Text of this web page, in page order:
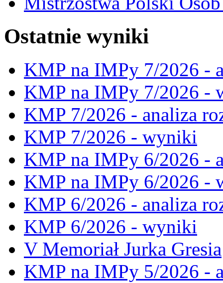
Ostatnie wyniki
KMP na IMPy 7/2026 -
KMP na IMPy 7/2026 -
KMP 7/2026 - analiza
KMP 7/2026 - wyniki
KMP na IMPy 6/2026 -
KMP na IMPy 6/2026 -
KMP 6/2026 - analiza
KMP 6/2026 - wyniki
V Memoriał Jurka Gresia
KMP na IMPy 5/2026 -